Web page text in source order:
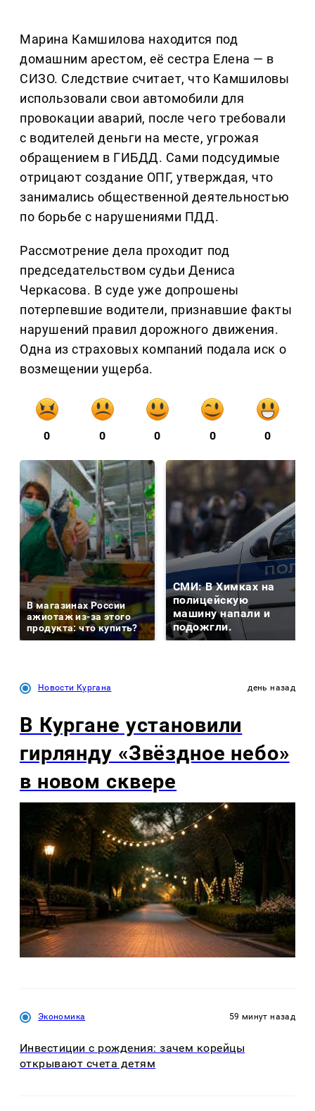
Марина Камшилова находится под
домашним арестом, её сестра Елена — в
СИЗО. Следствие считает, что Камшиловы
использовали свои автомобили для
провокации аварий, после чего требовали
с водителей деньги на месте, угрожая
обращением в ГИБДД. Сами подсудимые
отрицают создание ОПГ, утверждая, что
занимались общественной деятельностью
по борьбе с нарушениями ПДД.
Рассмотрение дела проходит под
председательством судьи Дениса
Черкасова. В суде уже допрошены
потерпевшие водители, признавшие факты
нарушений правил дорожного движения.
Одна из страховых компаний подала иск о
возмещении ущерба.
0 0 0 0 0
В магазинах России
ажиотаж из-за этого
продукта: что купить?
СМИ: В Химках на
полицейскую
машину напали и
подожгли.
Новости Кургана день назад
В Кургане установили
гирлянду «Звёздное небо»
в новом сквере
Экономика 59 минут назад
Инвестиции с рождения: зачем корейцы
открывают счета детям